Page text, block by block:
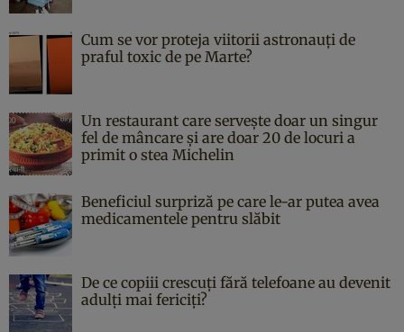
Cum se vor proteja viitorii astronauți de
praful toxic de pe Marte?
Un restaurant care servește doar un singur
fel de mâncare și are doar 20 de locuri a
primit o stea Michelin
Beneficiul surpriză pe care le-ar putea avea
medicamentele pentru slăbit
De ce copiii crescuți fără telefoane au devenit
adulți mai fericiți?